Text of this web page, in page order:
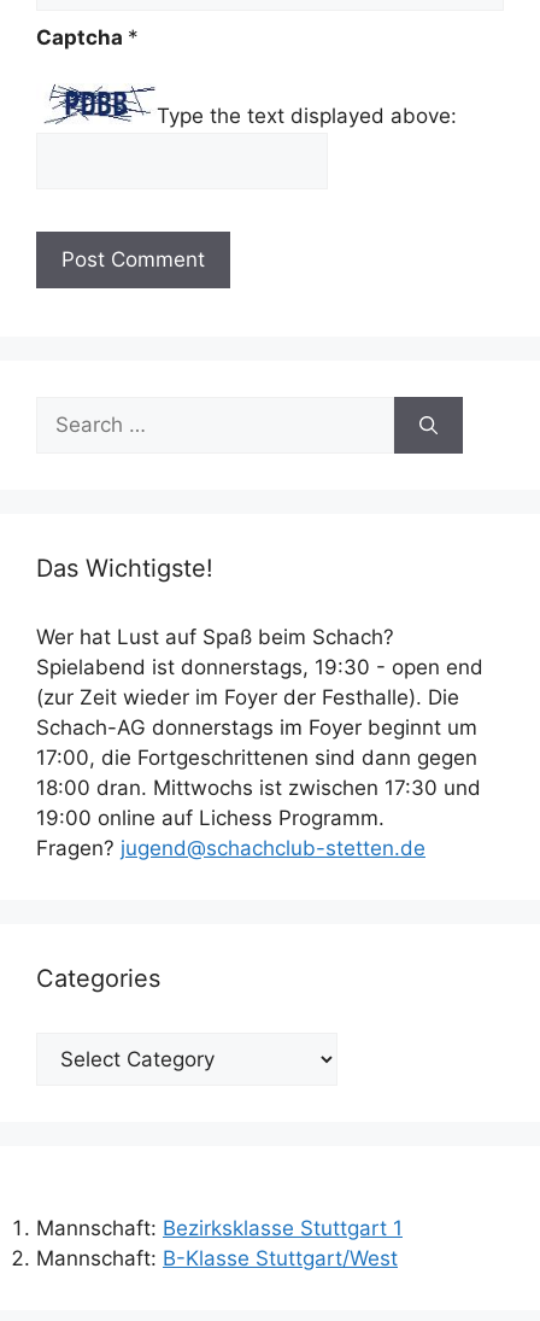
Captcha *
Type the text displayed above:
Search
for:
Das Wichtigste!
Wer hat Lust auf Spaß beim Schach?
Spielabend ist donnerstags, 19:30 - open end
(zur Zeit wieder im Foyer der Festhalle). Die
Schach-AG donnerstags im Foyer beginnt um
17:00, die Fortgeschrittenen sind dann gegen
18:00 dran. Mittwochs ist zwischen 17:30 und
19:00 online auf Lichess Programm.
Fragen? jugend@schachclub-stetten.de
Categories
Categories
Mannschaft: Bezirksklasse Stuttgart 1
Mannschaft: B-Klasse Stuttgart/West